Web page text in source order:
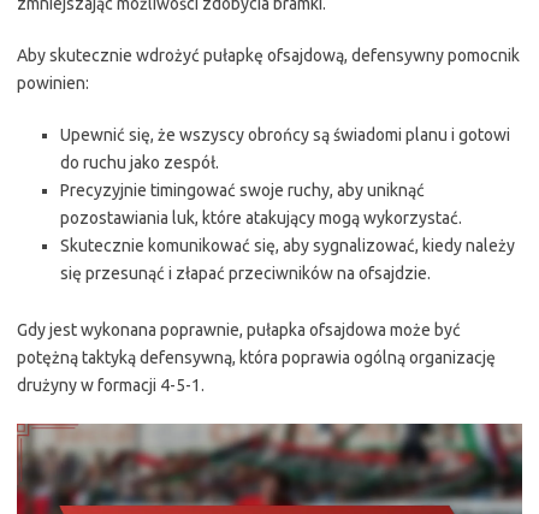
Aby skutecznie wdrożyć pułapkę ofsajdową, defensywny pomocnik
powinien:
Upewnić się, że wszyscy obrońcy są świadomi planu i gotowi
do ruchu jako zespół.
Precyzyjnie timingować swoje ruchy, aby uniknąć
pozostawiania luk, które atakujący mogą wykorzystać.
Skutecznie komunikować się, aby sygnalizować, kiedy należy
się przesunąć i złapać przeciwników na ofsajdzie.
Gdy jest wykonana poprawnie, pułapka ofsajdowa może być
potężną taktyką defensywną, która poprawia ogólną organizację
drużyny w formacji 4-5-1.